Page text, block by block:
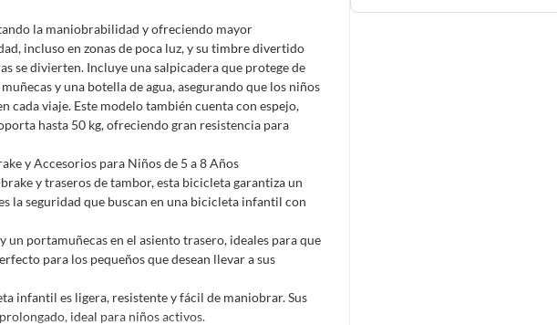
deteriorarse o caducar con rapidez.
. Debe estar en perfecto estado, con todas sus
electrónica, por ejemplo, cupones de experiencia o
reparados, abiertos, de segunda selección,
en esa condición a un precio reducido.
entre otros análogos.
la maniobrabilidad y ofreciendo mayor
incluso en zonas de poca luz, y su timbre divertido
se divierten. Incluye una salpicadera que protege de
y una botella de agua, asegurando que los niños
cada viaje. Este modelo también cuenta con espejo,
hasta 50 kg, ofreciendo gran resistencia para
y Accesorios para Niños de 5 a 8 Años
y traseros de tambor, esta bicicleta garantiza un
la seguridad que buscan en una bicicleta infantil con
portamuñecas en el asiento trasero, ideales para que
para los pequeños que desean llevar a sus
infantil es ligera, resistente y fácil de maniobrar. Sus
ideal para niños activos.